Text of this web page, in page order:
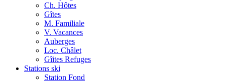
Ch. Hôtes
Gîtes
M. Familiale
V. Vacances
Auberges
Loc. Châlet
Gîites Refuges
Stations ski
Station Fond